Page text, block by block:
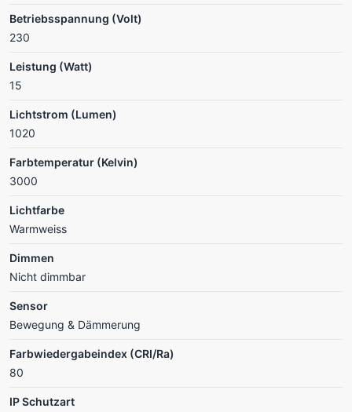
Betriebsspannung (Volt)
230
Leistung (Watt)
15
Lichtstrom (Lumen)
1020
Farbtemperatur (Kelvin)
3000
Lichtfarbe
Warmweiss
Dimmen
Nicht dimmbar
Sensor
Bewegung & Dämmerung
Farbwiedergabeindex (CRI/Ra)
80
IP Schutzart